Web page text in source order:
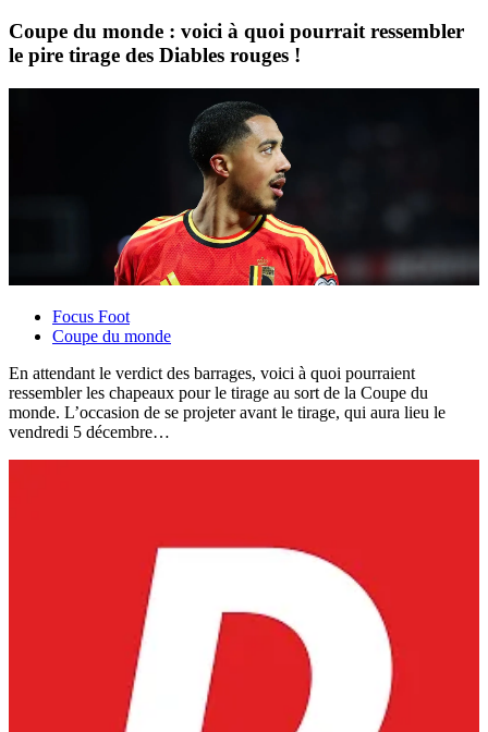
Coupe du monde : voici à quoi pourrait ressembler
le pire tirage des Diables rouges !
Focus Foot
Coupe du monde
En attendant le verdict des barrages, voici à quoi pourraient
ressembler les chapeaux pour le tirage au sort de la Coupe du
monde. L’occasion de se projeter avant le tirage, qui aura lieu le
vendredi 5 décembre…